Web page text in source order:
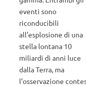
eventi sono
riconducibili
all’esplosione di una
stella lontana 10
miliardi di anni luce
dalla Terra, ma
l’osservazione